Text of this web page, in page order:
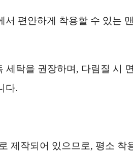
서 편안하게 착용할 수 있는
세탁을 권장하며, 다림질 시
다.
제작되어 있으므로, 평소 착